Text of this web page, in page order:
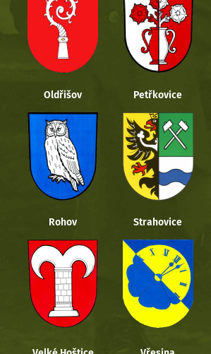
Oldřišov Petřkovice
Rohov Strahovice